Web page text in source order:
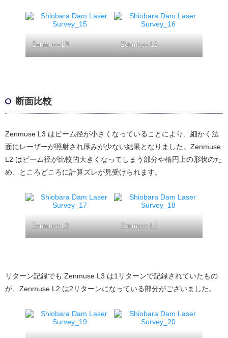
Zenmuse L3 Zenmuse L2
断面比較
Zenmuse L3 はビーム径が小さくなっていることにより、細かく法
面にレーザーが照射され厚みが少ない結果となりました。Zenmuse
L2 はビーム径が比較的大きくなってしまう部分や楕円上の形状のた
め、ところどころに計算ズレが見受けられます。
Zenmuse L3 Zenmuse L2
リターン記録でも Zenmuse L3 は1リターンで記録されていたもの
が、Zenmuse L2 は2リターンになっている部分がございました。